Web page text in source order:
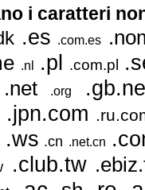
i caratteri
.es .com.es
.nl .pl .com.pl
.net .org
.jpn.com
.ws .cn .net.cn
.club.tw